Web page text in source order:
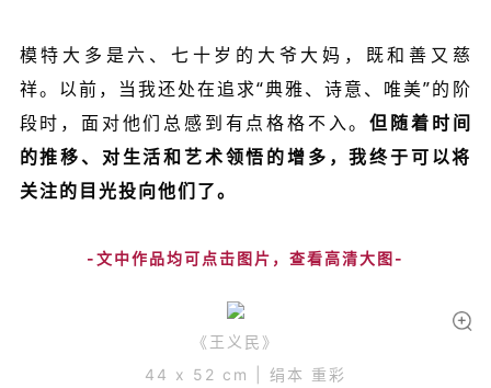
模特大多是六、七十岁的大爷大妈，既和善又慈
祥。以前，当我还处在追求“典雅、诗意、唯美”的阶
段时，面对他们总感到有点格格不入。但随着时间
的推移、对生活和艺术领悟的增多，我终于可以将
关注的目光投向他们了。
-文中作品均可点击图片，查看高清大图-
《王义民》
44 x 52 cm | 绢本 重彩